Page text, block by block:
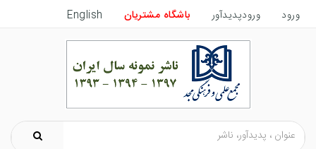
ورود ورودپدیدآور باشگاه مشتریان English